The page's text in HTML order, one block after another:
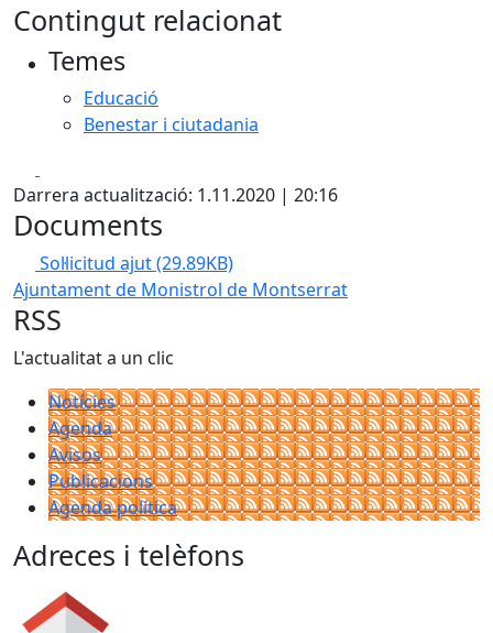
Contingut relacionat
Temes
Educació
Benestar i ciutadania
Darrera actualització: 1.11.2020 | 20:16
Documents
Sol·licitud ajut(29.89KB)
Ajuntament de Monistrol de Montserrat
RSS
L'actualitat a un clic
Notícies
Agenda
Avisos
Publicacions
Agenda política
Adreces i telèfons